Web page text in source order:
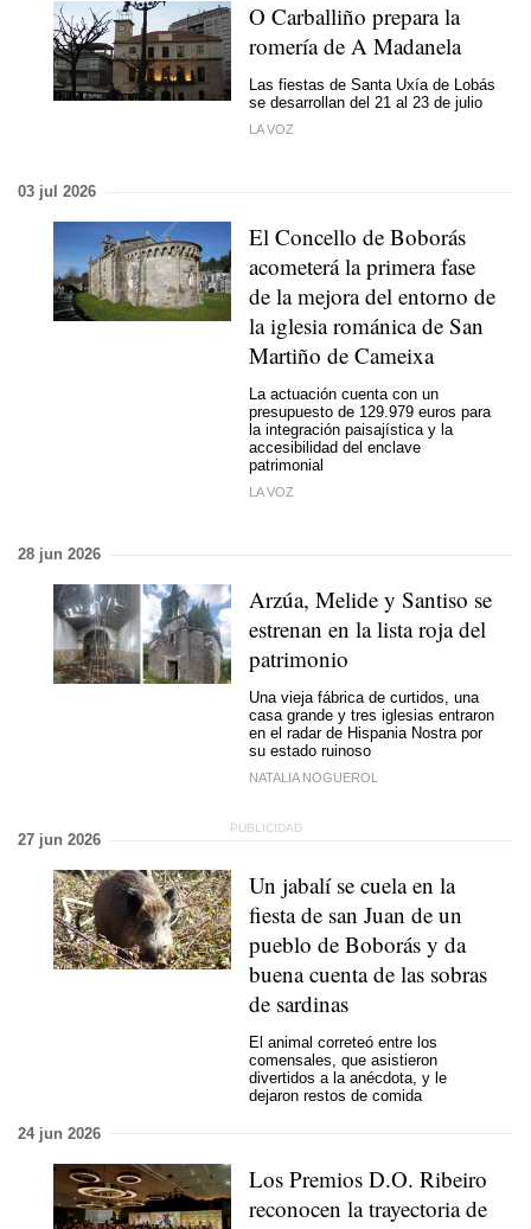
O Carballiño prepara la
romería de A Madanela
Las fiestas de Santa Uxía de Lobás
se desarrollan del 21 al 23 de julio
LA VOZ
03 jul 2026
El Concello de Boborás
acometerá la primera fase
de la mejora del entorno de
la iglesia románica de San
Martiño de Cameixa
La actuación cuenta con un
presupuesto de 129.979 euros para
la integración paisajística y la
accesibilidad del enclave
patrimonial
LA VOZ
28 jun 2026
Arzúa, Melide y Santiso se
estrenan en la lista roja del
patrimonio
Una vieja fábrica de curtidos, una
casa grande y tres iglesias entraron
en el radar de Hispania Nostra por
su estado ruinoso
NATALIA NOGUEROL
27 jun 2026
Un jabalí se cuela en la
fiesta de san Juan de un
pueblo de Boborás y da
buena cuenta de las sobras
de sardinas
El animal correteó entre los
comensales, que asistieron
divertidos a la anécdota, y le
dejaron restos de comida
24 jun 2026
Los Premios D.O. Ribeiro
reconocen la trayectoria de